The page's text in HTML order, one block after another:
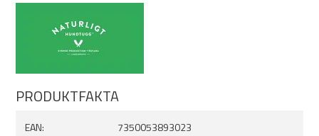
PRODUKTFAKTA
EAN:
7350053893023